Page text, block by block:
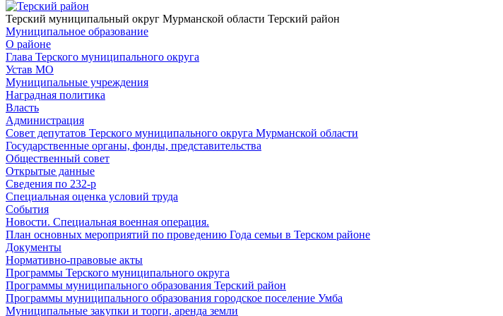
Терский муниципальный округ Мурманской области Терский район
Муниципальное образование
О районе
Глава Терского муниципального округа
Устав МО
Муниципальные учреждения
Наградная политика
Власть
Администрация
Совет депутатов Терского муниципального округа Мурманской области
Государственные органы, фонды, представительства
Общественный совет
Открытые данные
Сведения по 232-р
Специальная оценка условий труда
События
Новости. Специальная военная операция.
План основных мероприятий по проведению Года семьи в Терском районе
Документы
Нормативно-правовые акты
Программы Терского муниципального округа
Программы муниципального образования Терский район
Программы муниципального образования городское поселение Умба
Муниципальные закупки и торги, аренда земли